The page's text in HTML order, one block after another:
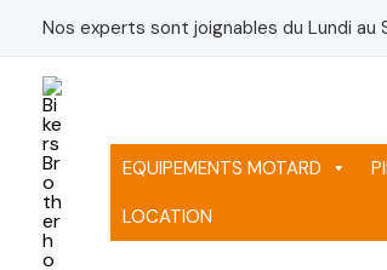
contenu
Nos experts sont joignables du Lundi au
EQUIPEMENTS MOTARD
LOCATION
P